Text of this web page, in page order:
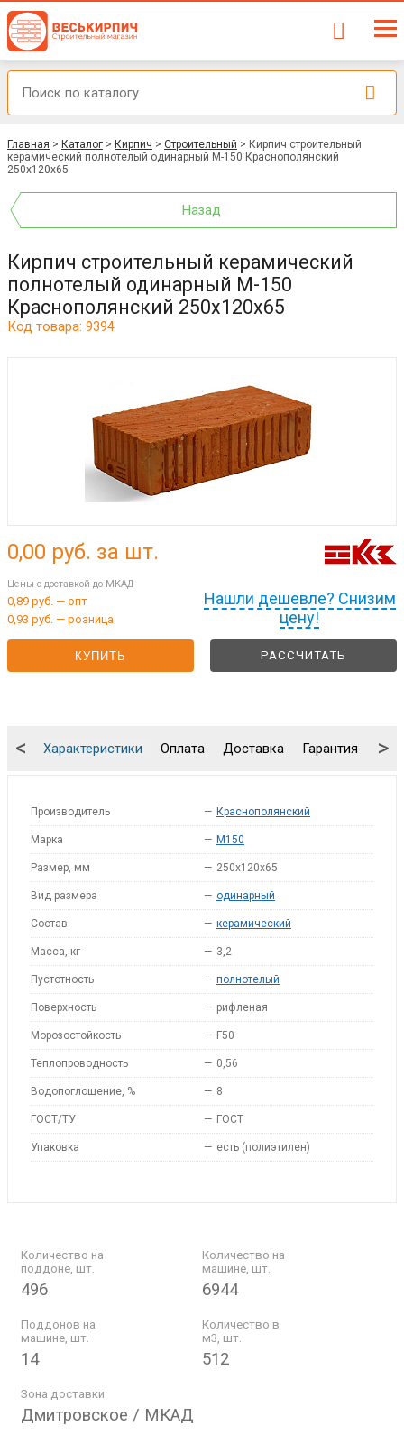
Главная > Каталог > Кирпич > Строительный > Кирпич строительный
керамический полнотелый одинарный М-150 Краснополянский
250x120x65
Назад
Кирпич строительный керамический
полнотелый одинарный М-150
Краснополянский 250x120x65
Код товара: 9394
Нашли дешевле? Снизим
цену!
0,00 руб. за шт.
Цены с доставкой до МКАД
0,89 руб. — опт
0,93 руб. — розница
КУПИТЬ РАССЧИТАТЬ
Характеристики Оплата Доставка Гарантия
< >
Производитель — Краснополянский
Марка — M150
Размер, мм — 250x120x65
Вид размера — одинарный
Состав — керамический
Масса, кг — 3,2
Пустотность — полнотелый
Поверхность — рифленая
Морозостойкость — F50
Теплопроводность — 0,56
Водопоглощение, % — 8
ГОСТ/ТУ — ГОСТ
Упаковка — есть (полиэтилен)
Количество на
поддоне, шт.
496
Количество на
машине, шт.
6944
Поддонов на
машине, шт.
14
Количество в
м3, шт.
512
Зона доставки
Дмитровское / МКАД